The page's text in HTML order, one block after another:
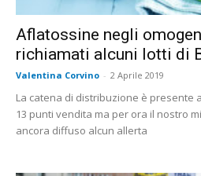
Aflatossine negli
richiamati alcuni lotti di
Valentina Corvino - 2 Aprile 2019
La catena di distribuzione è presente
13 punti vendita ma per ora il nostro
ancora diffuso alcun allerta